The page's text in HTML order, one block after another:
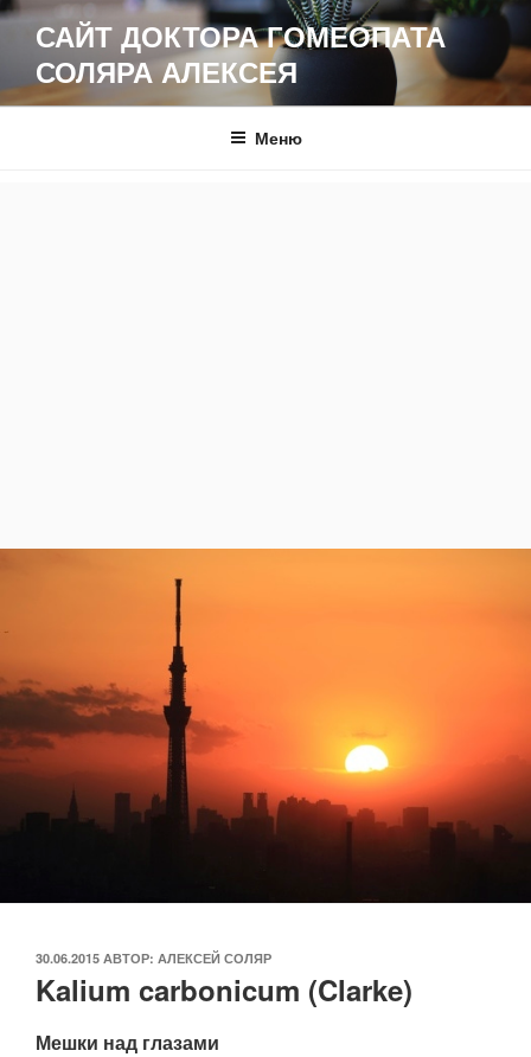
Перейти
содержимому
САЙТ ДОКТОРА ГОМЕОПАТА
СОЛЯРА АЛЕКСЕЯ
Меню
ОПУБЛИКОВАНО
30.06.2015 АВТОР: АЛЕКСЕЙ СОЛЯР
Kalium carbonicum (Clarke)
Мешки над глазами